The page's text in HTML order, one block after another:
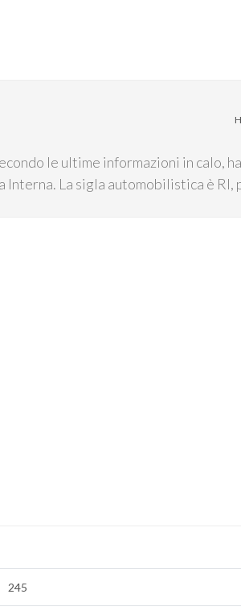
le ultime informazioni in calo,
La sigla automobilistica è
245